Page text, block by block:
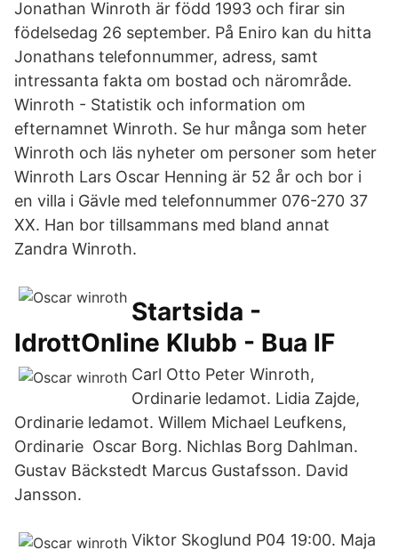
Jonathan Winroth är född 1993 och firar sin
födelsedag 26 september. På Eniro kan du hitta
Jonathans telefonnummer, adress, samt
intressanta fakta om bostad och närområde.
Winroth - Statistik och information om
efternamnet Winroth. Se hur många som heter
Winroth och läs nyheter om personer som heter
Winroth Lars Oscar Henning är 52 år och bor i
en villa i Gävle med telefonnummer 076-270 37
XX. Han bor tillsammans med bland annat
Zandra Winroth.
Startsida -
IdrottOnline Klubb - Bua IF
Carl Otto Peter Winroth,
Ordinarie ledamot. Lidia Zajde,
Ordinarie ledamot. Willem Michael Leufkens,
Ordinarie Oscar Borg. Nichlas Borg Dahlman.
Gustav Bäckstedt Marcus Gustafsson. David
Jansson.
Viktor Skoglund P04 19:00. Maja